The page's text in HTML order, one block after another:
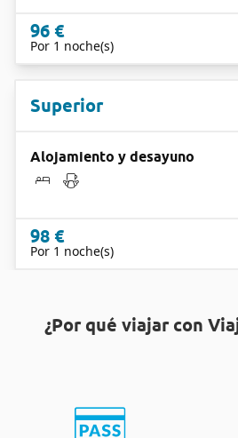
96 €
Por 1 noche(s)
Superior
Alojamiento y desayuno
98 €
Por 1 noche(s)
¿Por qué viajar con